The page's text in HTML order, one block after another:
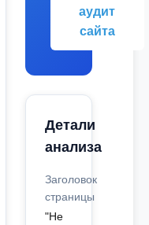
аудит
сайта
Детали
анализа
Заголовок
страницы
"Не